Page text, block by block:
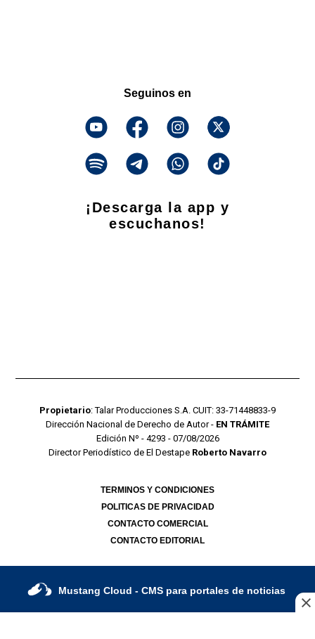
Seguinos en
¡Descarga la app y
escuchanos!
Propietario: Talar Producciones S.A. CUIT: 33-71448833-9
Dirección Nacional de Derecho de Autor - EN TRÁMITE
Edición Nº - 4293 - 07/08/2026
Director Periodístico de El Destape Roberto Navarro
TERMINOS Y CONDICIONES
POLITICAS DE PRIVACIDAD
CONTACTO COMERCIAL
CONTACTO EDITORIAL
Mustang Cloud - CMS para portales de noticias